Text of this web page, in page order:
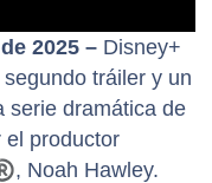
2025 – Disney+
tráiler y un
serie dramática de
el productor
, Noah Hawley.